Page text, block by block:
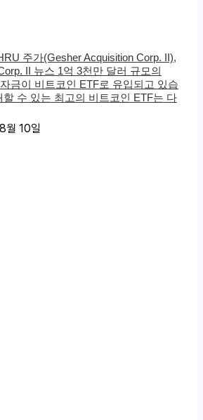
주가(Gesher Acquisition Corp. II),
II 뉴스 1억 3천만 달러 규모의
금이 비트코인 ​​ETF로 유입되고 있습
수 있는 최고의 비트코인 ​​ETF는 다
10일